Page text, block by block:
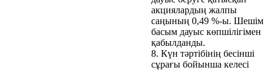
акциялардың жалпы
саңының 0,49 %-ы. Шешім
басым дауыс көпшілігімен
қабылданды.
8. Күн тәртібінің бесінші
сұрағы бойынша келесі